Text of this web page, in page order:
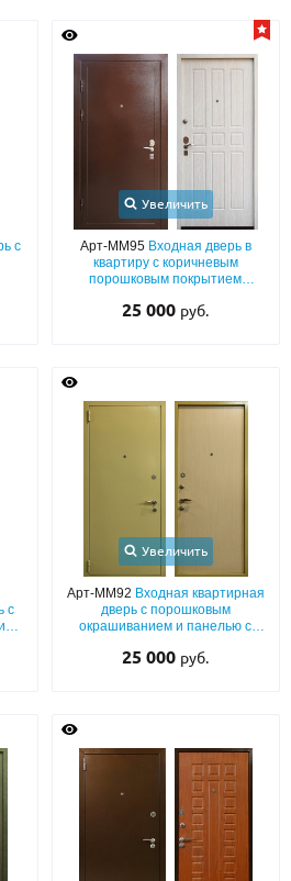
с
Увеличить
Арт-ММ95 Входная дверь в
квартиру с коричневым
порошковым покрытием
МДФ (с теплоизоляцией)
25 000 руб.
с
Увеличить
Арт-ММ92 Входная квартирная
дверь с порошковым
окрашиванием и панелью с
25 000 руб.